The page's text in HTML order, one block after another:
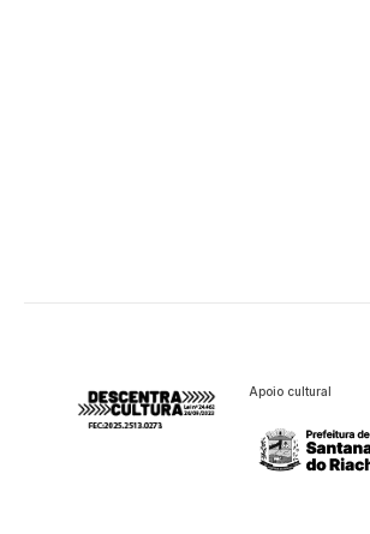
Apoio cultural